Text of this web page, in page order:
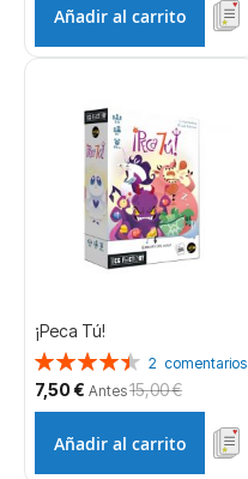
Añadir al carrito
¡Peca Tú!
Valoración:
90%
2 comentarios
Precio
especial
7,50 € Antes15,00 €
Añadir al carrito